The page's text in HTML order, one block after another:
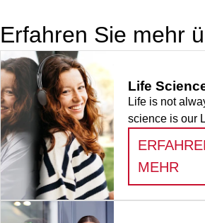
Erfahren Sie mehr
Life
Life is not
science is our
MEHR